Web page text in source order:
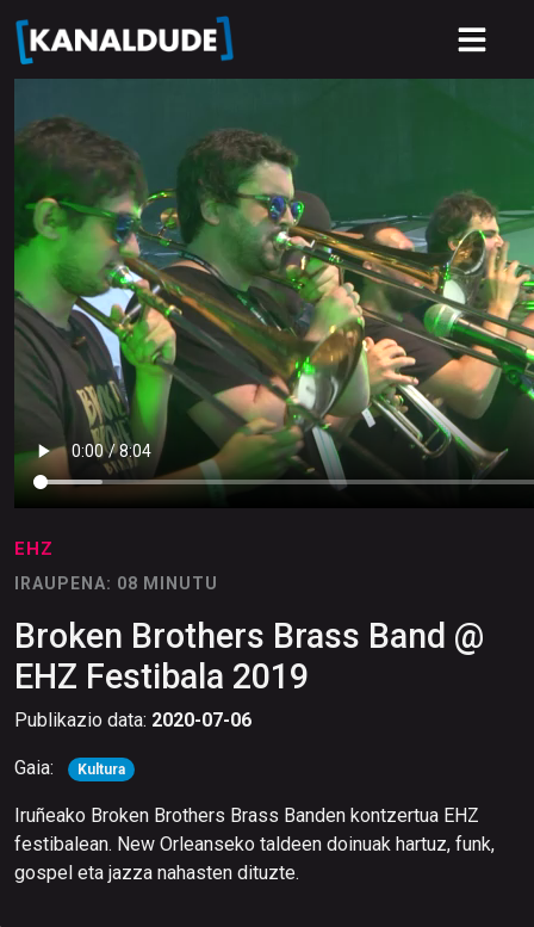
EHZ
IRAUPENA: 08 MINUTU
Broken Brothers Brass Band @
EHZ Festibala 2019
Publikazio data: 2020-07-06
Gaia: Kultura
Iruñeako Broken Brothers Brass Banden kontzertua EHZ
festibalean. New Orleanseko taldeen doinuak hartuz, funk,
gospel eta jazza nahasten dituzte.